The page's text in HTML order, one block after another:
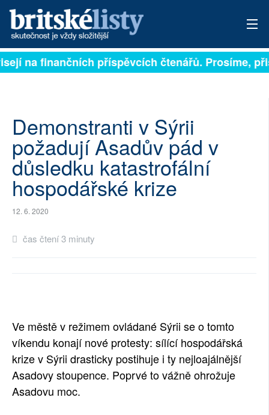
PŘIHLÁSIT
ARCHIV
ROZHOVORY
TÉMATA
NEJČTENĚJŠÍ ZA 7 DNÍ
PLNÁ VERZE STRÁNEK
na finančních příspěvcích čtenářů. Prosíme,
Demonstranti v Sýrii
požadují Asadův pád v
důsledku katastrofální
hospodářské krize
12. 6. 2020
čas čtení 3 minuty
Ve městě v režimem ovládané Sýrii se o tomto
víkendu konají nové protesty: sílící hospodářská
krize v Sýrii drasticky postihuje i ty nejloajálnější
Asadovy stoupence. Poprvé to vážně ohrožuje
Asadovu moc.